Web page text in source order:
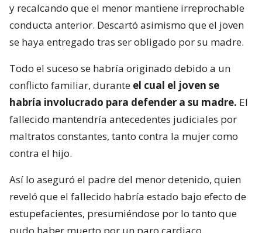
y recalcando que el menor mantiene irreprochable
conducta anterior. Descartó asimismo que el joven
se haya entregado tras ser obligado por su madre.
Todo el suceso se habría originado debido a un
conflicto familiar, durante el cual el joven se
habría involucrado para defender a su madre. El
fallecido mantendría antecedentes judiciales por
maltratos constantes, tanto contra la mujer como
contra el hijo.
Así lo aseguró el padre del menor detenido, quien
reveló que el fallecido habría estado bajo efecto de
estupefacientes, presumiéndose por lo tanto que
pudo haber muerto por un paro cardiaco.